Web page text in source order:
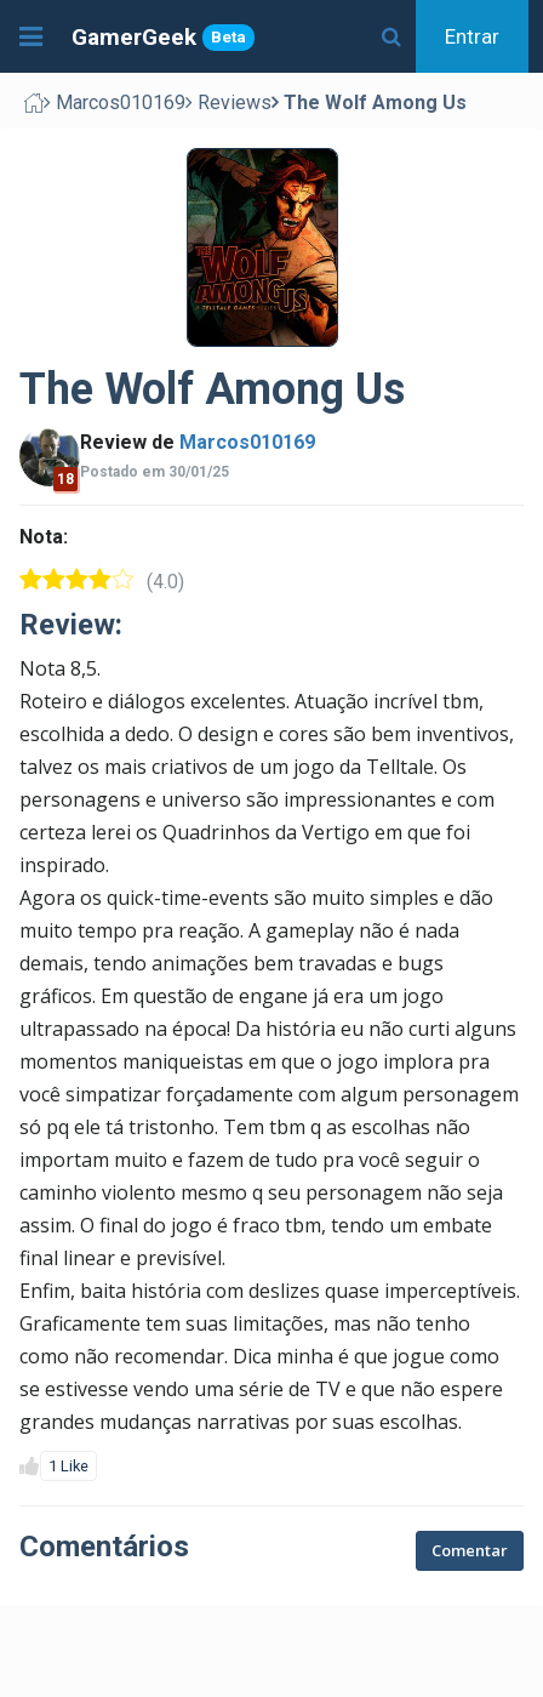
GamerGeek Beta Entrar
Marcos010169 Reviews The Wolf Among Us
The Wolf Among Us
18
Review de Marcos010169
Postado em 30/01/25
Nota:
(4.0)
Review:
Nota 8,5.
Roteiro e diálogos excelentes. Atuação incrível tbm,
escolhida a dedo. O design e cores são bem inventivos,
talvez os mais criativos de um jogo da Telltale. Os
personagens e universo são impressionantes e com
certeza lerei os Quadrinhos da Vertigo em que foi
inspirado.
Agora os quick-time-events são muito simples e dão
muito tempo pra reação. A gameplay não é nada
demais, tendo animações bem travadas e bugs
gráficos. Em questão de engane já era um jogo
ultrapassado na época! Da história eu não curti alguns
momentos maniqueistas em que o jogo implora pra
você simpatizar forçadamente com algum personagem
só pq ele tá tristonho. Tem tbm q as escolhas não
importam muito e fazem de tudo pra você seguir o
caminho violento mesmo q seu personagem não seja
assim. O final do jogo é fraco tbm, tendo um embate
final linear e previsível.
Enfim, baita história com deslizes quase imperceptíveis.
Graficamente tem suas limitações, mas não tenho
como não recomendar. Dica minha é que jogue como
se estivesse vendo uma série de TV e que não espere
grandes mudanças narrativas por suas escolhas.
1 Like
Comentários Comentar